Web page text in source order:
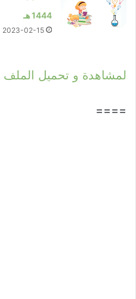
1444 هـ
2023-02-15
لمشاهدة و تحميل
====